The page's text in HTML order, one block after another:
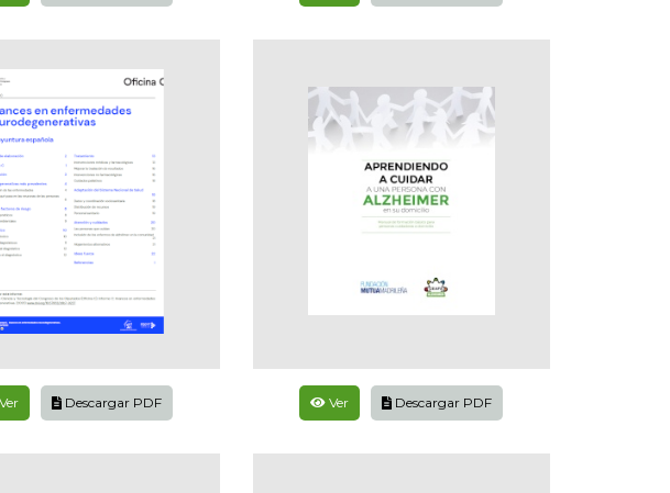
Descargar PDF Ver Descargar PDF